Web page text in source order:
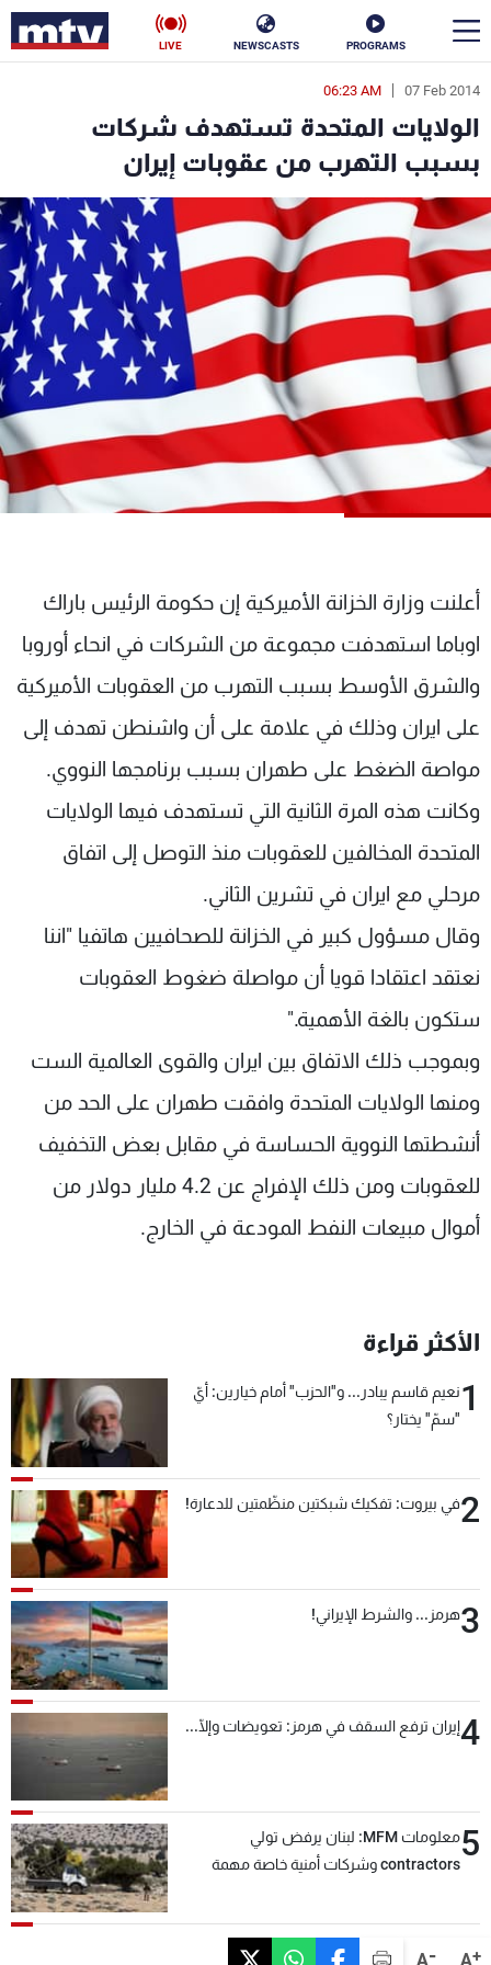
PROGRAMS
NEWSCASTS
LIVE
A+
A-
07 Feb 2014
06:23 AM
الولايات المتحدة تستهدف شركات
بسبب التهرب من عقوبات إيران
أعلنت وزارة الخزانة الأميركية إن حكومة الرئيس باراك
اوباما استهدفت مجموعة من الشركات في انحاء أوروبا
والشرق الأوسط بسبب التهرب من العقوبات الأميركية
على ايران وذلك في علامة على أن واشنطن تهدف إلى
مواصة الضغط على طهران بسبب برنامجها النووي.
وكانت هذه المرة الثانية التي تستهدف فيها الولايات
المتحدة المخالفين للعقوبات منذ التوصل إلى اتفاق
مرحلي مع ايران في تشرين الثاني.
وقال مسؤول كبير في الخزانة للصحافيين هاتفيا "اننا
نعتقد اعتقادا قويا أن مواصلة ضغوط العقوبات
ستكون بالغة الأهمية."
وبموجب ذلك الاتفاق بين ايران والقوى العالمية الست
ومنها الولايات المتحدة وافقت طهران على الحد من
أنشطتها النووية الحساسة في مقابل بعض التخفيف
للعقوبات ومن ذلك الإفراج عن 4.2 مليار دولار من
أموال مبيعات النفط المودعة في الخارج.
الأكثر قراءة
1نعيم قاسم يبادر... و"الحزب" أمام خيارين: أيّ
"سمّ" يختار؟
2في بيروت: تفكيك شبكتين منظّمتين للدعارة!
3هرمز... والشرط الإيراني!
4إيران ترفع السقف في هرمز: تعويضات وإلّا...
5
معلومات MFM: لبنان يرفض تولي
contractors وشركات أمنية خاصة مهمة
en
الأخبار
سياسة ناس
إقتصاد فن
منوعات رياضة
كأس العالم
البرامج
جدول البرامج
شاهد البرامج
الإنـتـاج
لاعلاناتكم
وظائف
تواصل معنا
شروط الإسـتخدام
سياسة الخصوصية